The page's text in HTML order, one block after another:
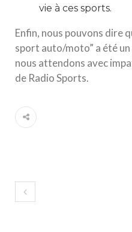
vie à ces sports.
Enfin, nous pouvons dire
sport auto/moto” a été
nous attendons avec
de Radio Sports.